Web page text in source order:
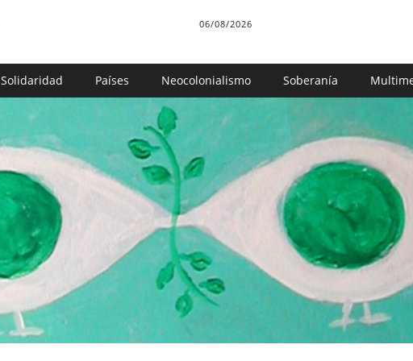
06/08/2026
Solidaridad Países Neocolonialismo Soberanía